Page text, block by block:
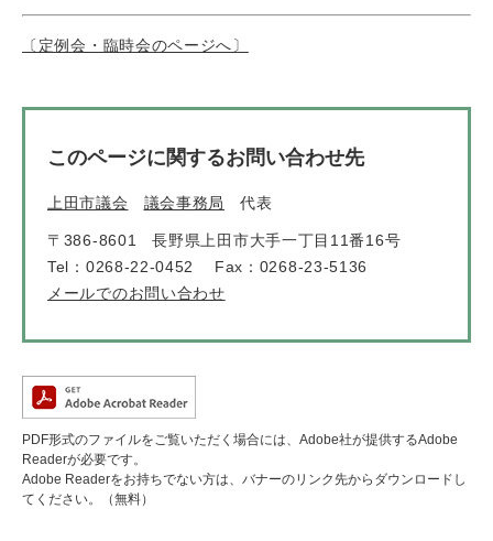
〔定例会・臨時会のページへ〕
このページに関するお問い合わせ先
上田市議会 議会事務局 代表
〒386-8601
長野県上田市大手一丁目11番16号
Tel：0268-22-0452
Fax：0268-23-5136
メールでのお問い合わせ
PDF形式のファイルをご覧いただく場合には、Adobe社が提供するAdobe
Readerが必要です。
Adobe Readerをお持ちでない方は、バナーのリンク先からダウンロードし
てください。（無料）